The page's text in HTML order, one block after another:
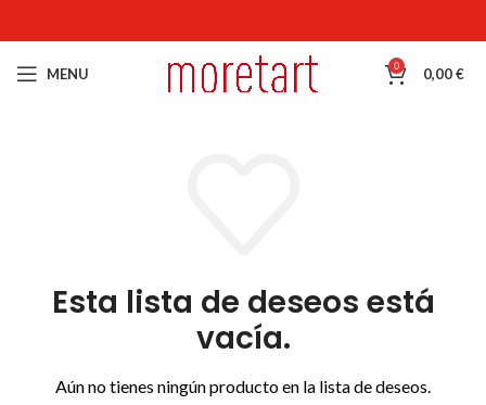
MENU 0 0,00€
Esta lista de deseos está
vacía.
Aún no tienes ningún producto en la lista de deseos.